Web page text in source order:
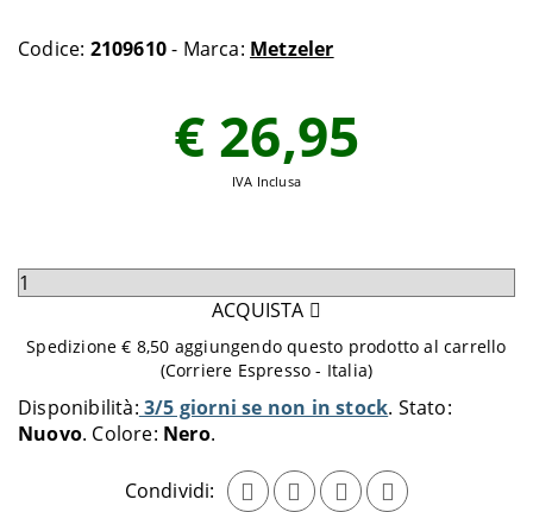
Codice: 2109610- Marca: Metzeler
Disponibilità: 3/5 giorni se non in stock Stato:
Nuovo Colore: Nero
Condividi:
€ 26,95
IVA Inclusa
Seleziona
aggiungere
carrello
ACQUISTA
Spedizione € 8,50 aggiungendo questo prodotto al carrello
(Corriere Espresso - Italia)